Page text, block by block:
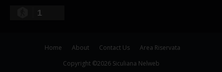
1
Home About Contact Us
Area Riservata
Copyright ©2026 Siculiana Nelweb